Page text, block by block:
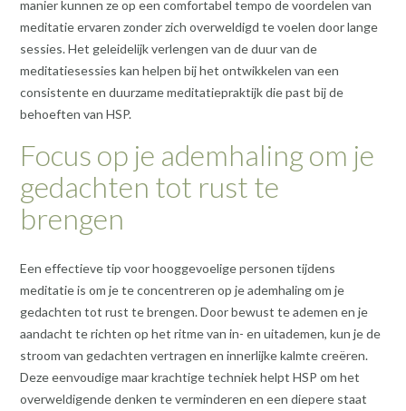
manier kunnen ze op een comfortabel tempo de voordelen van
meditatie ervaren zonder zich overweldigd te voelen door lange
sessies. Het geleidelijk verlengen van de duur van de
meditatiesessies kan helpen bij het ontwikkelen van een
consistente en duurzame meditatiepraktijk die past bij de
behoeften van HSP.
Focus op je ademhaling om je
gedachten tot rust te
brengen
Een effectieve tip voor hooggevoelige personen tijdens
meditatie is om je te concentreren op je ademhaling om je
gedachten tot rust te brengen. Door bewust te ademen en je
aandacht te richten op het ritme van in- en uitademen, kun je de
stroom van gedachten vertragen en innerlijke kalmte creëren.
Deze eenvoudige maar krachtige techniek helpt HSP om het
overweldigende denken te verminderen en een diepere staat